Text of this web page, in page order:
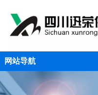
网站导航